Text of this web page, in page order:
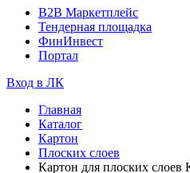
B2B Маркетплейс
Тендерная площадка
ФинИнвест
Портал
Вход в ЛК
Главная
Каталог
Картон
Плоских слоев
Картон для плоских слоев